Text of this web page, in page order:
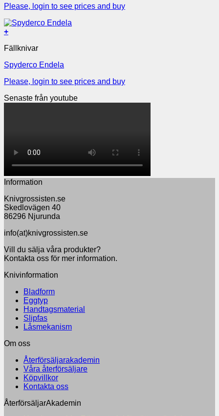
Please, login to see prices and buy
+
Fällknivar
Spyderco Endela
Please, login to see prices and buy
Senaste från youtube
Information
Knivgrossisten.se
Skedlovägen 40
86296 Njurunda
info(at)knivgrossisten.se
Vill du sälja våra produkter?
Kontakta oss för mer information.
Knivinformation
Bladform
Eggtyp
Handtagsmaterial
Slipfas
Låsmekanism
Om oss
Återförsäljarakademin
Våra återförsäljare
Köpvillkor
Kontakta oss
ÅterförsäljarAkademin